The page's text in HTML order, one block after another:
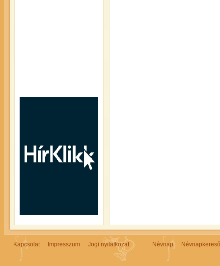
Kapcsolat Impresszum Jogi nyilatkozat Névnap Névnapkereső